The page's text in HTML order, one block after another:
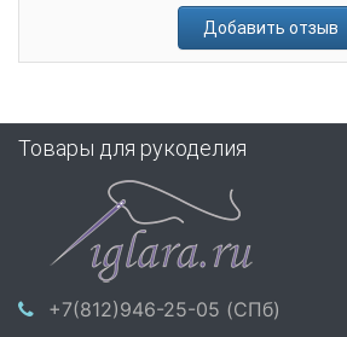
Добавить отзыв
Товары для рукоделия
+7(812)946-25-05 (СПб)